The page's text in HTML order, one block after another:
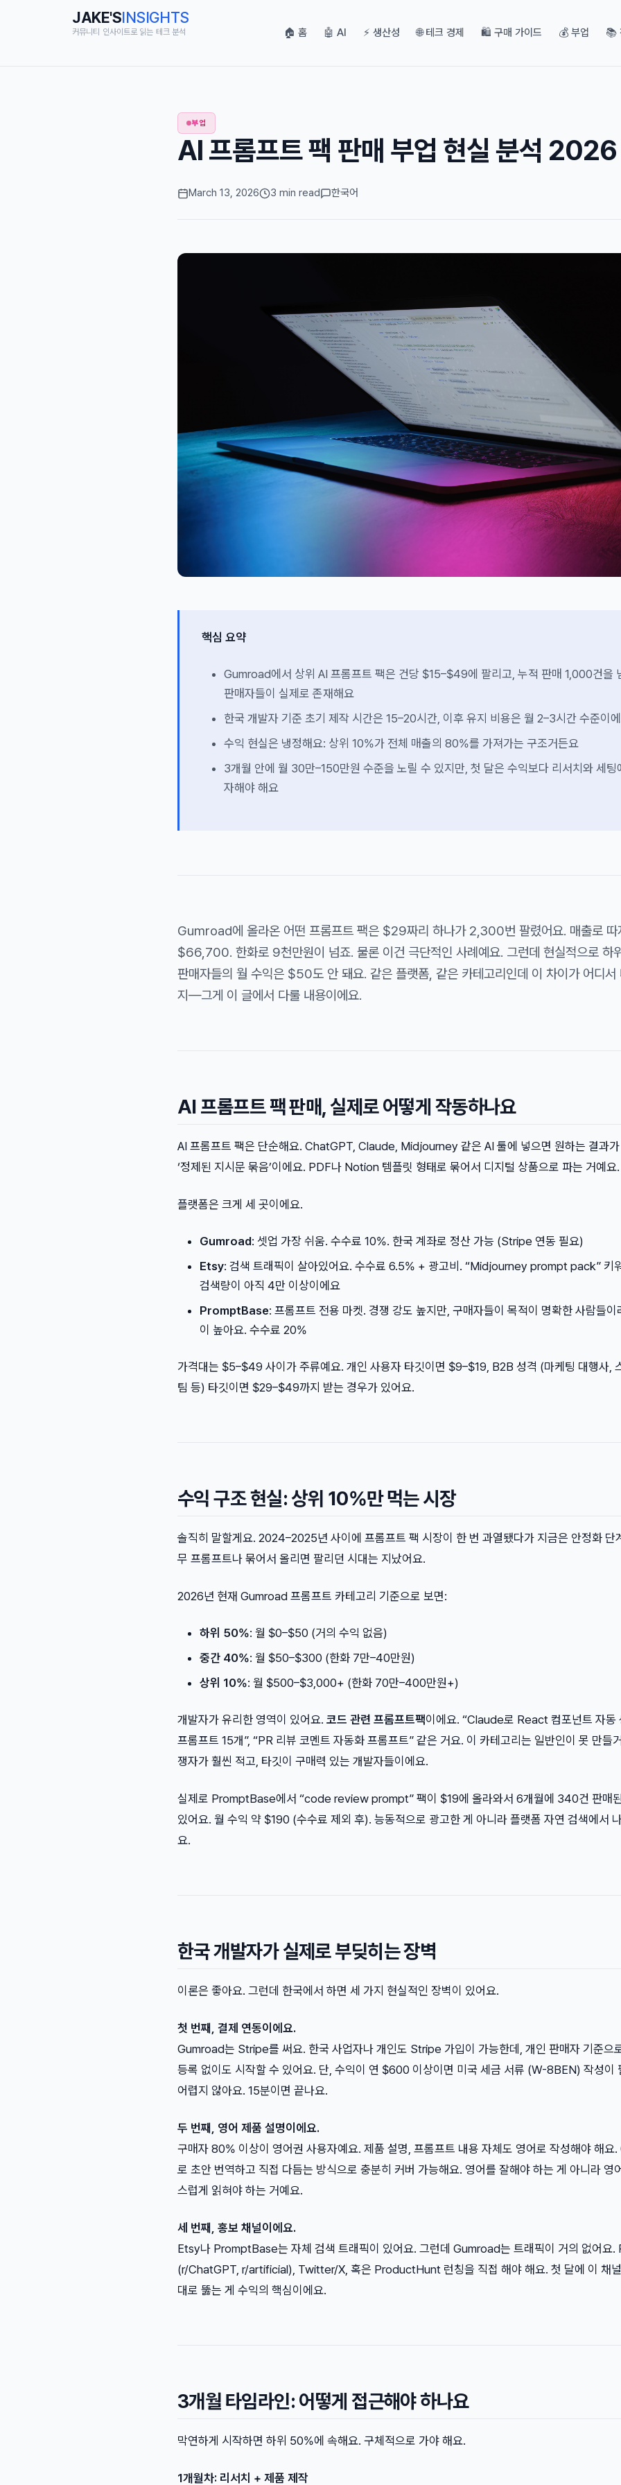
JAKE'SINSIGHTS
커뮤니티 인사이트로 읽는 테크 분석 🏠 홈 🤖 AI ⚡ 생산성 🌐 테크 경제 🛍️ 구매 가이드 💰 부업 📚
부업
AI 프롬프트 팩 판매 부업 현실 분석 2026
March 13, 2026 3 min read 한국어
핵심 요약
Gumroad에서 상위 AI 프롬프트 팩은 건당 $15–$49에 팔리고, 누적 판매 1,000건을
판매자들이 실제로 존재해요
한국 개발자 기준 초기 제작 시간은 15–20시간, 이후 유지 비용은 월 2–3시간 수준이
수익 현실은 냉정해요: 상위 10%가 전체 매출의 80%를 가져가는 구조거든요
3개월 안에 월 30만–150만원 수준을 노릴 수 있지만, 첫 달은 수익보다 리서치와 세팅
자해야 해요
Gumroad에 올라온 어떤 프롬프트 팩은 $29짜리 하나가 2,300번 팔렸어요. 매출로 따
$66,700. 한화로 9천만원이 넘죠. 물론 이건 극단적인 사례예요. 그런데 현실적으로 하
판매자들의 월 수익은 $50도 안 돼요. 같은 플랫폼, 같은 카테고리인데 이 차이가 어디서
지—그게 이 글에서 다룰 내용이에요.
AI 프롬프트 팩 판매, 실제로 어떻게 작동하나요
AI 프롬프트 팩은 단순해요. ChatGPT, Claude, Midjourney 같은 AI 툴에 넣으면 원하는 결과가
‘정제된 지시문 묶음’이에요. PDF나 Notion 템플릿 형태로 묶어서 디지털 상품으로 파는 거예요.
플랫폼은 크게 세 곳이에요.
Gumroad: 셋업 가장 쉬움. 수수료 10%. 한국 계좌로 정산 가능 (Stripe 연동 필요)
Etsy: 검색 트래픽이 살아있어요. 수수료 6.5% + 광고비. “Midjourney prompt pack” 키
검색량이 아직 4만 이상이에요
PromptBase: 프롬프트 전용 마켓. 경쟁 강도 높지만, 구매자들이 목적이 명확한 사람들이
이 높아요. 수수료 20%
가격대는 $5–$49 사이가 주류예요. 개인 사용자 타깃이면 $9–$19, B2B 성격 (마케팅 대행사,
팀 등) 타깃이면 $29–$49까지 받는 경우가 있어요.
수익 구조 현실: 상위 10%만 먹는 시장
솔직히 말할게요. 2024–2025년 사이에 프롬프트 팩 시장이 한 번 과열됐다가 지금은 안정화 단
무 프롬프트나 묶어서 올리면 팔리던 시대는 지났어요.
2026년 현재 Gumroad 프롬프트 카테고리 기준으로 보면:
하위 50%: 월 $0–$50 (거의 수익 없음)
중간 40%: 월 $50–$300 (한화 7만–40만원)
상위 10%: 월 $500–$3,000+ (한화 70만–400만원+)
개발자가 유리한 영역이 있어요. 코드 관련 프롬프트팩이에요. “Claude로 React 컴포넌트 자동
프롬프트 15개”, “PR 리뷰 코멘트 자동화 프롬프트” 같은 거요. 이 카테고리는 일반인이 못 만들
쟁자가 훨씬 적고, 타깃이 구매력 있는 개발자들이에요.
실제로 PromptBase에서 “code review prompt” 팩이 $19에 올라와서 6개월에 340건 판매
있어요. 월 수익 약 $190 (수수료 제외 후). 능동적으로 광고한 게 아니라 플랫폼 자연 검색에서
요.
한국 개발자가 실제로 부딪히는 장벽
이론은 좋아요. 그런데 한국에서 하면 세 가지 현실적인 장벽이 있어요.
첫 번째, 결제 연동이에요.
Gumroad는 Stripe를 써요. 한국 사업자나 개인도 Stripe 가입이 가능한데, 개인 판매자 기준으
등록 없이도 시작할 수 있어요. 단, 수익이 연 $600 이상이면 미국 세금 서류 (W-8BEN) 작성이
어렵지 않아요. 15분이면 끝나요.
두 번째, 영어 제품 설명이에요.
구매자 80% 이상이 영어권 사용자예요. 제품 설명, 프롬프트 내용 자체도 영어로 작성해야 해
로 초안 번역하고 직접 다듬는 방식으로 충분히 커버 가능해요. 영어를 잘해야 하는 게 아니라 영
스럽게 읽혀야 하는 거예요.
세 번째, 홍보 채널이에요.
Etsy나 PromptBase는 자체 검색 트래픽이 있어요. 그런데 Gumroad는 트래픽이 거의 없어요
(r/ChatGPT, r/artificial), Twitter/X, 혹은 ProductHunt 런칭을 직접 해야 해요. 첫 달에 이 채
대로 뚫는 게 수익의 핵심이에요.
3개월 타임라인: 어떻게 접근해야 하나요
막연하게 시작하면 하위 50%에 속해요. 구체적으로 가야 해요.
1개월차: 리서치 + 제품 제작